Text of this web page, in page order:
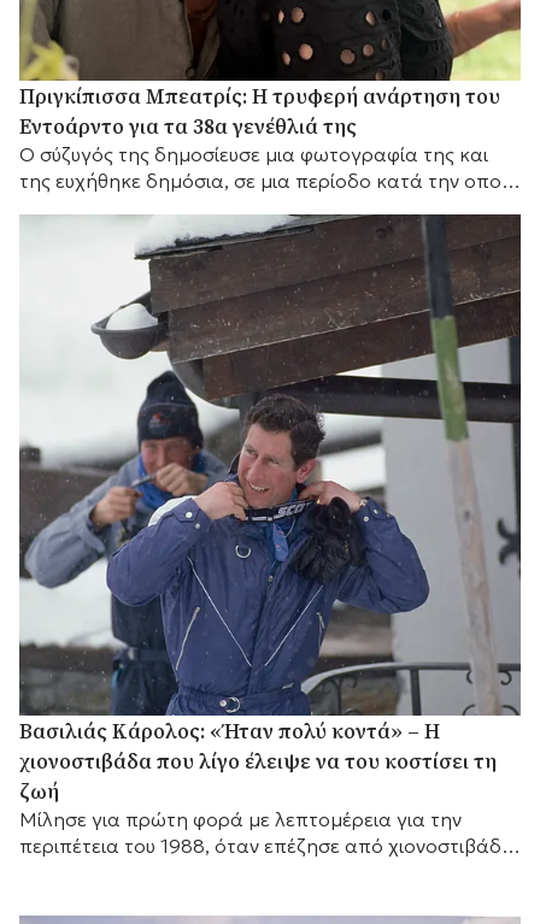
Πριγκίπισσα Μπεατρίς: Η τρυφερή ανάρτηση του
Εντοάρντο για τα 38α γενέθλιά της
Ο σύζυγός της δημοσίευσε μια φωτογραφία της και
της ευχήθηκε δημόσια, σε μια περίοδο κατά την οποία
Βασιλιάς Κάρολος: «Ήταν πολύ κοντά» – Η
χιονοστιβάδα που λίγο έλειψε να του κοστίσει τη
ζωή
Μίλησε για πρώτη φορά με λεπτομέρεια για την
περιπέτεια του 1988, όταν επέζησε από χιονοστιβάδα